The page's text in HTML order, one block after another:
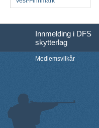
Innmelding i DFS
skytterlag
Medlemsvilkår